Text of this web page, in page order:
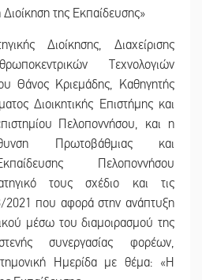
Διοίκησης, Διαχείρισης
Τεχνολογιών
Θάνος Κριεμάδης, Καθηγητής
Διοικητικής Επιστήμης και
Πελοποννήσου, και η
Πρωτοβάθμιας και
Πελοποννήσου
τους σχέδιο και τις
2021 που αφορά στην ανάπτυξη
μέσω του διαμοιρασμού της
συνεργασίας φορέων,
Ημερίδα με θέμα: «Η